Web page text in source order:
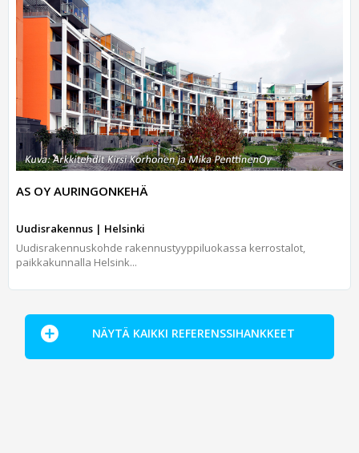
AS OY AURINGONKEHÄ
Uudisrakennus | Helsinki
Uudisrakennuskohde rakennustyyppiluokassa kerrostalot,
paikkakunnalla Helsink...
NÄYTÄ KAIKKI REFERENSSIHANKKEET